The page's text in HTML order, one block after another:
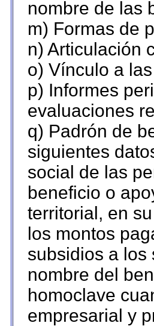
nombre de las
m) Formas de
n) Articulación
o) Vínculo a
p) Informes
evaluaciones
q) Padrón de
siguientes
social de las
beneficio o
territorial, en
los montos
subsidios a los
nombre del
homoclave
empresarial y